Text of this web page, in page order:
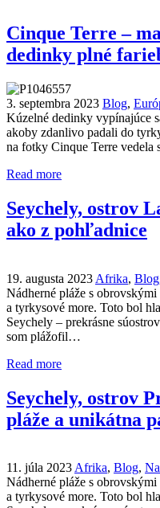
Cinque Terre –
dedinky plné
3. septembra 2023 Blog,
Kúzelné dedinky vypínajúce
akoby zdanlivo padali do
na fotky Cinque Terre
Read more
Seychely, ostrov
ako z pohľadnice
19. augusta 2023 Afrika, Blog
Nádherné pláže s
a tyrkysové more. Toto bol
Seychely – prekrásne
som plážofil…
Read more
Seychely, ostrov
pláže a unikátna
11. júla 2023Afrika, Blog,
Nádherné pláže s
a tyrkysové more. Toto bol